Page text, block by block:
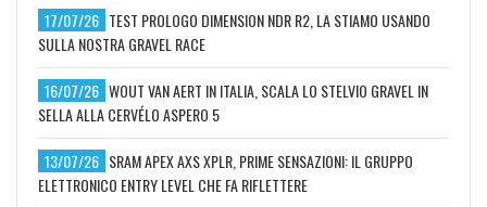
17/07/26 TEST PROLOGO DIMENSION NDR R2, LA STIAMO USANDO
SULLA NOSTRA GRAVEL RACE
16/07/26 WOUT VAN AERT IN ITALIA, SCALA LO STELVIO GRAVEL IN
SELLA ALLA CERVÉLO ASPERO 5
13/07/26 SRAM APEX AXS XPLR, PRIME SENSAZIONI: IL GRUPPO
ELETTRONICO ENTRY LEVEL CHE FA RIFLETTERE